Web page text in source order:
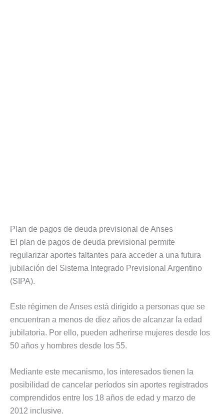
Plan de pagos de deuda previsional de Anses
El plan de pagos de deuda previsional permite
regularizar aportes faltantes para acceder a una futura
jubilación del Sistema Integrado Previsional Argentino
(SIPA).
Este régimen de Anses está dirigido a personas que se
encuentran a menos de diez años de alcanzar la edad
jubilatoria. Por ello, pueden adherirse mujeres desde los
50 años y hombres desde los 55.
Mediante este mecanismo, los interesados tienen la
posibilidad de cancelar períodos sin aportes registrados
comprendidos entre los 18 años de edad y marzo de
2012 inclusive.